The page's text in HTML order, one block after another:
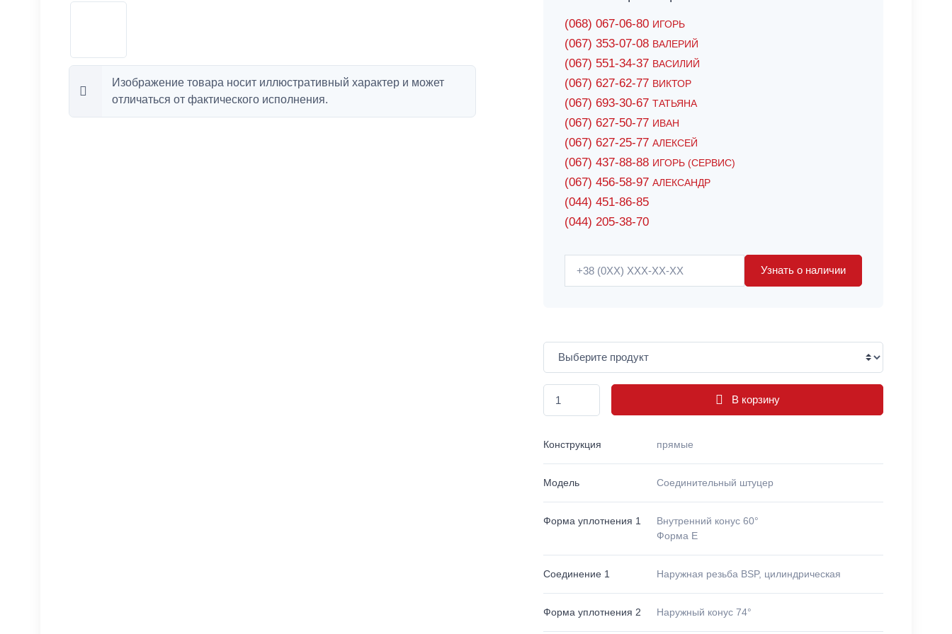
Изображение товара носит иллюстративный характер и может
отличаться от фактического исполнения.
(068) 067-06-80 ИГОРЬ
(067) 353-07-08 ВАЛЕРИЙ
(067) 551-34-37 ВАСИЛИЙ
(067) 627-62-77 ВИКТОР
(067) 693-30-67 ТАТЬЯНА
(067) 627-50-77 ИВАН
(067) 627-25-77 АЛЕКСЕЙ
(067) 437-88-88 ИГОРЬ (СЕРВИС)
(067) 456-58-97 АЛЕКСАНДР
(044) 451-86-85
(044) 205-38-70
Узнать о наличии
В корзину
Конструкция прямые
Модель Соединительный штуцер
Форма уплотнения 1
Внутренний конус 60°
Форма E
Соединение 1 Наружная резьба BSP, цилиндрическая
Форма уплотнения 2 Наружный конус 74°